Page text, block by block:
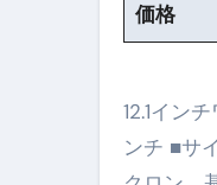
価格
12.1イン
ンチ ■サ